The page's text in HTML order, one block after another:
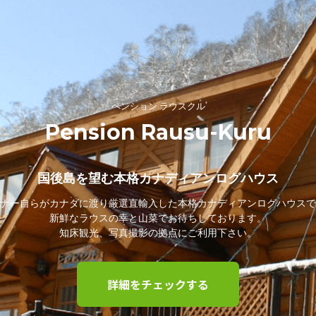
ペンション ラウスクル
Pension Rausu-Kuru
国後島を望む本格カナディアンログハウス
ー自らがカナダに渡り厳選直輸入した本格カナディアンログハウス
新鮮なラウスの幸と山菜でお待ちしております。
知床観光、写真撮影の拠点にご利用下さい。
詳細をチェックする